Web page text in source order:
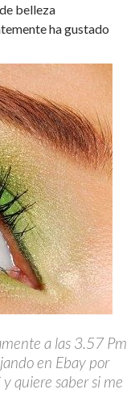
belleza
ha gustado
a las 3.57 Pm
en Ebay por
quiere saber si me